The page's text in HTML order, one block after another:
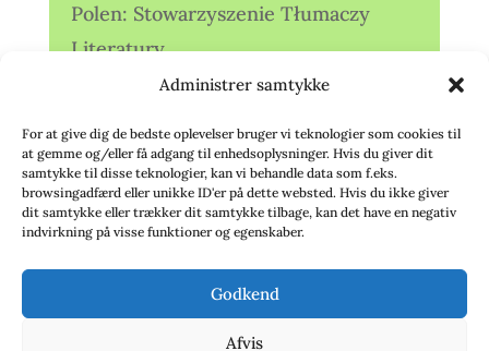
Administrer samtykke
For at give dig de bedste oplevelser bruger vi teknologier som cookies til
at gemme og/eller få adgang til enhedsoplysninger. Hvis du giver dit
samtykke til disse teknologier, kan vi behandle data som f.eks.
browsingadfærd eller unikke ID'er på dette websted. Hvis du ikke giver
dit samtykke eller trækker dit samtykke tilbage, kan det have en negativ
indvirkning på visse funktioner og egenskaber.
Godkend
Afvis
Polen: Stowarzyszenie Tłumaczy
Literatury
Storbritannien: Translators
Association (TA)
Sverige: Översättarsektionen (Ö.)
Sverige: Översättarcentrum (ÖC)
deutschsprachiger Übersetzer (VdÜ)